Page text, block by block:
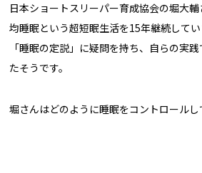
日本ショートスリーパー育成協会の堀大
均睡眠という超短眠生活を15年継続して
「睡眠の定説」に疑問を持ち、自らの実
たそうです。
堀さんはどのように睡眠をコントロールし